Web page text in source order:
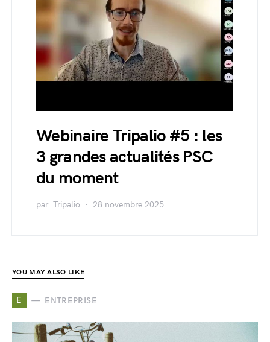
Webinaire Tripalio #5 : les
3 grandes actualités PSC
du moment
par Tripalio 28 novembre 2025
YOU MAY ALSO LIKE
E ENTREPRISE